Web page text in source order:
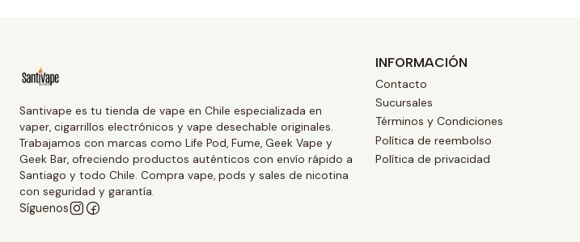
Santivape es tu tienda de vape en Chile especializada en
vaper, cigarrillos electrónicos y vape desechable originales.
Trabajamos con marcas como Life Pod, Fume, Geek Vape y
Geek Bar, ofreciendo productos auténticos con envío rápido a
Santiago y todo Chile. Compra vape, pods y sales de nicotina
con seguridad y garantía.
Síguenos
INFORMACIÓN
Contacto
Sucursales
Términos y Condiciones
Política de reembolso
Política de privacidad